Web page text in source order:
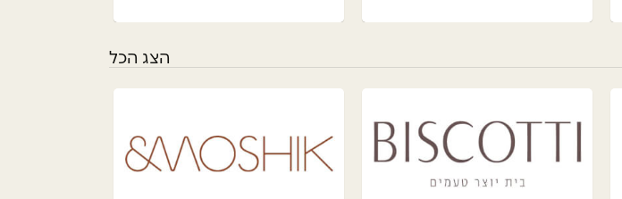
הצג הכל